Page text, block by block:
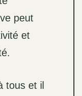
peut
et
tous et il